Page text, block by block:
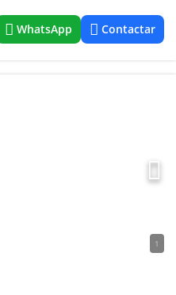
WhatsApp Contactar
1